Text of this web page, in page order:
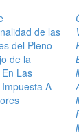
de las
del Pleno
de la
Las
A